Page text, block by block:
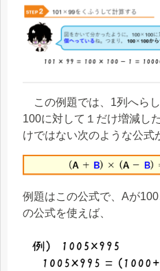
この例題では、1列へらし
100に対して１だけ増減し
けではない次のような公式
例題はこの公式で、Aが
の公式を使えば、